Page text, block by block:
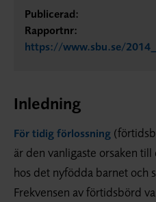
Publicerad:
Rapportnr:
https://www.sbu.se/
Inledning
För tidig förlossning
är den vanligaste orsaken
hos det nyfödda barnet och
Frekvensen av förtidsbörd